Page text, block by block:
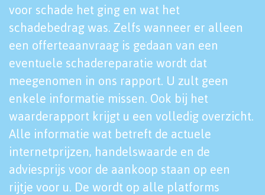
voor schade het ging en wat het
schadebedrag was. Zelfs wanneer er alleen
een offerteaanvraag is gedaan van een
eventuele schadereparatie wordt dat
meegenomen in ons rapport. U zult geen
enkele informatie missen. Ook bij het
waarderapport krijgt u een volledig overzicht.
Alle informatie wat betreft de actuele
internetprijzen, handelswaarde en de
adviesprijs voor de aankoop staan op een
rijtje voor u. De wordt op alle platforms